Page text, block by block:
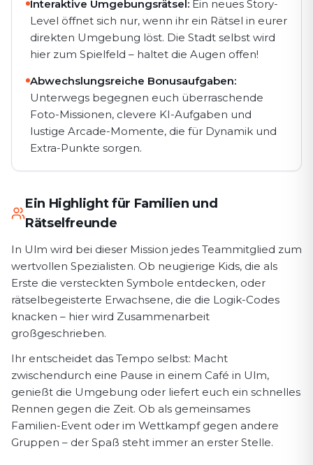
Interaktive Umgebungsrätsel: Ein neues Story-
Level öffnet sich nur, wenn ihr ein Rätsel in eurer
direkten Umgebung löst. Die Stadt selbst wird
hier zum Spielfeld – haltet die Augen offen!
Abwechslungsreiche Bonusaufgaben:
Unterwegs begegnen euch überraschende
Foto-Missionen, clevere KI-Aufgaben und
lustige Arcade-Momente, die für Dynamik und
Extra-Punkte sorgen.
Ein Highlight für Familien und
Rätselfreunde
In Ulm wird bei dieser Mission jedes Teammitglied zum
wertvollen Spezialisten. Ob neugierige Kids, die als
Erste die versteckten Symbole entdecken, oder
rätselbegeisterte Erwachsene, die die Logik-Codes
knacken – hier wird Zusammenarbeit
großgeschrieben.
Ihr entscheidet das Tempo selbst: Macht
zwischendurch eine Pause in einem Café in Ulm,
genießt die Umgebung oder liefert euch ein schnelles
Rennen gegen die Zeit. Ob als gemeinsames
Familien-Event oder im Wettkampf gegen andere
Gruppen – der Spaß steht immer an erster Stelle.